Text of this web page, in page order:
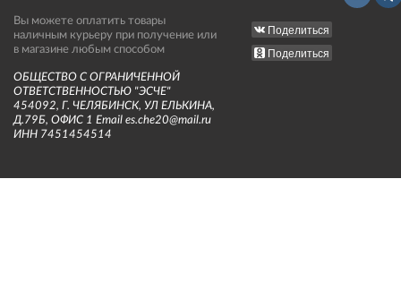
Вы можете оплатить товары
наличным курьеру при получение или
в магазине любым способом
ОБЩЕСТВО С ОГРАНИЧЕННОЙ
ОТВЕТСТВЕННОСТЬЮ "ЭСЧЕ"
454092, Г. ЧЕЛЯБИНСК, УЛ ЕЛЬКИНА,
Д.79Б, ОФИС 1 Email es.che20@mail.ru
ИНН 7451454514
Поделиться
Поделиться